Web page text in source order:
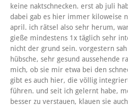
keine naktschnecken. erst ab juli
dabei gab es hier immer kiloweise
april. ich rätsel also sehr herum,
gieße mindestens 1x täglich sehr
nicht der grund sein. vorgestern
hübsche, sehr gesund aussehende
mich, ob sie mir etwa bei den
gibt es auch hier, die völlig
führen. und seit ich gelernt habe,
besser zu verstauen, klauen sie